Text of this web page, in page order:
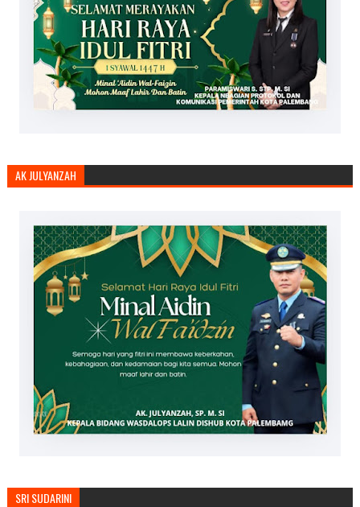
AK JULYANZAH
SRI SUDARINI